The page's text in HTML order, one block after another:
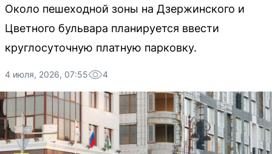
Около пешеходной зоны на Дзержинского и
Цветного бульвара планируется ввести
круглосуточную платную парковку.
4 июля, 2026, 07:55 4